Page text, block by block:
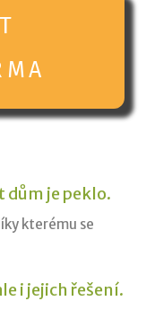
dům je peklo.
kterému se
i jejich řešení.